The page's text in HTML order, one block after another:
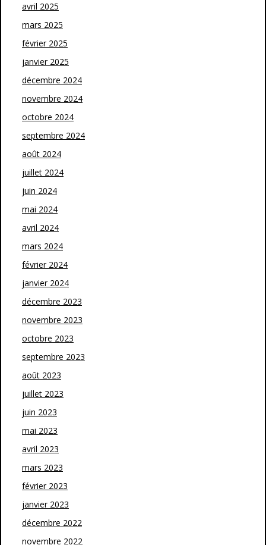
avril 2025
mars 2025
février 2025
janvier 2025
décembre 2024
novembre 2024
octobre 2024
septembre 2024
août 2024
juillet 2024
juin 2024
mai 2024
avril 2024
mars 2024
février 2024
janvier 2024
décembre 2023
novembre 2023
octobre 2023
septembre 2023
août 2023
juillet 2023
juin 2023
mai 2023
avril 2023
mars 2023
février 2023
janvier 2023
décembre 2022
novembre 2022